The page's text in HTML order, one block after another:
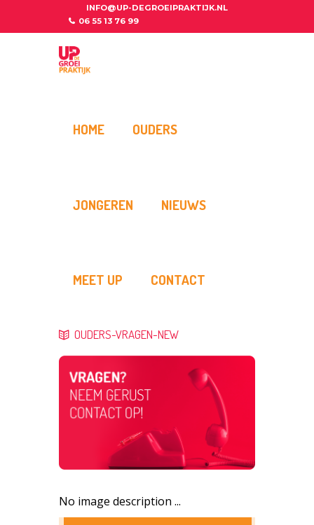
INFO@UP-DEGROEIPRAKTIJK.NL
06 55 13 76 99
HOME OUDERS
JONGEREN NIEUWS
MEET UP CONTACT
OUDERS-VRAGEN-NEW
No image description ...